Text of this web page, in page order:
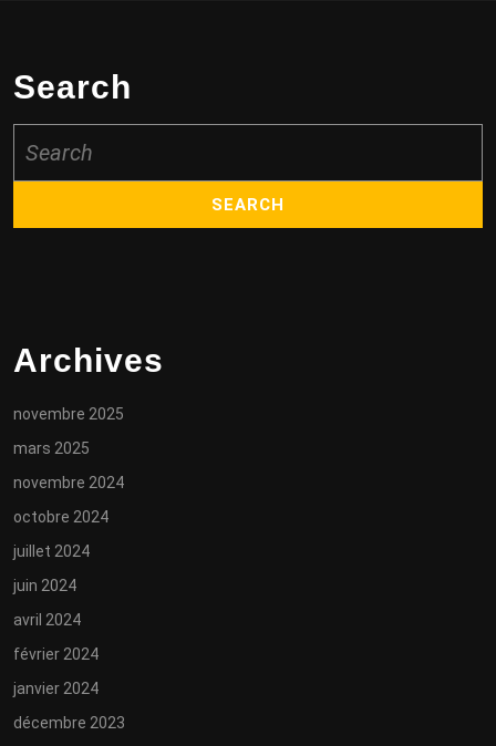
Search
for:
Archives
novembre 2025
mars 2025
novembre 2024
octobre 2024
juillet 2024
juin 2024
avril 2024
février 2024
janvier 2024
décembre 2023